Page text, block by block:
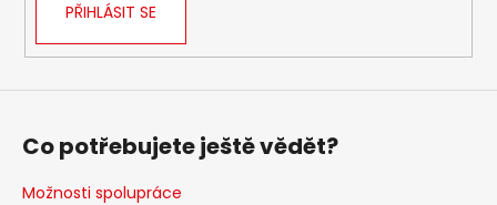
PŘIHLÁSIT SE
Co potřebujete ještě vědět?
Možnosti spolupráce